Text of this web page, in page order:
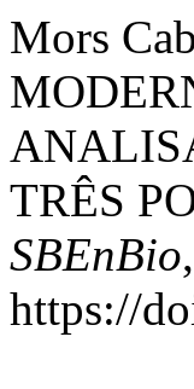
Mors
TRÊS
SBEnBio,
https://